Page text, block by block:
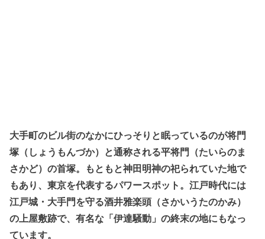
大手町のビル街のなかにひっそりと眠っているのが将門
塚（しょうもんづか）と通称される平将門（たいらのま
さかど）の首塚。もともと神田明神の祀られていた地で
もあり、東京を代表するパワースポット。江戸時代には
江戸城・大手門を守る酒井雅楽頭（さかいうたのかみ）
の上屋敷跡で、有名な「伊達騒動」の終末の地にもなっ
ています。